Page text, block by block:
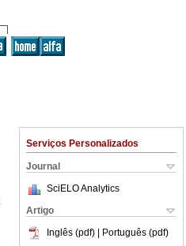
Serviços Personalizados
Journal
SciELO Analytics
Artigo
Inglês (pdf) | Português (pdf)